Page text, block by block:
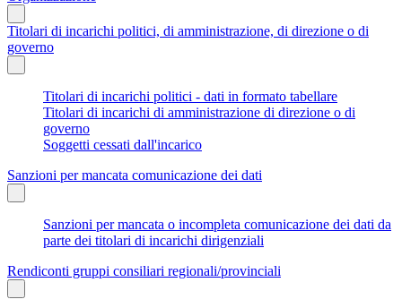
Titolari di incarichi politici, di amministrazione, di direzione o di
governo
Titolari di incarichi politici - dati in formato tabellare
Titolari di incarichi di amministrazione di direzione o di
governo
Soggetti cessati dall'incarico
Sanzioni per mancata comunicazione dei dati
Sanzioni per mancata o incompleta comunicazione dei dati da
parte dei titolari di incarichi dirigenziali
Rendiconti gruppi consiliari regionali/provinciali